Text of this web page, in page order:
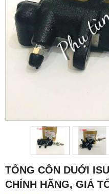
TỔNG CÔN DUỚI
CHÍNH HÃNG, GIÁ